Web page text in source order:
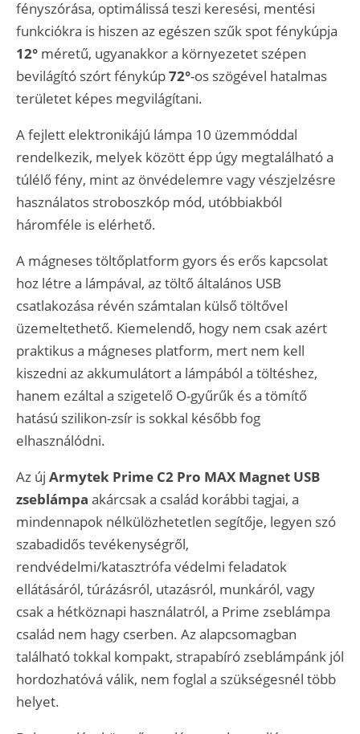
fényszórása, optimálissá teszi keresési, mentési
funkciókra is hiszen az egészen szűk spot fénykúpja
12° méretű, ugyanakkor a környezetet szépen
bevilágító szórt fénykúp72°-os szögével hatalmas
területet képes megvilágítani.
A fejlett elektronikájú lámpa 10 üzemmóddal
rendelkezik, melyek között épp úgy megtalálható a
túlélő fény, mint az önvédelemre vagy vészjelzésre
használatos stroboszkóp mód, utóbbiakból
háromféle is elérhető.
A mágneses töltőplatform gyors és erős kapcsolat
hoz létre a lámpával, az töltő általános USB
csatlakozása révén számtalan külső töltővel
üzemeltethető. Kiemelendő, hogy nem csak azért
praktikus a mágneses platform, mert nem kell
kiszedni az akkumulátort a lámpából a töltéshez,
hanem ezáltal a szigetelő O-gyűrűk és a tömítő
hatású szilikon-zsír is sokkal később fog
elhasználódni.
Az új Armytek Prime C2 Pro MAX Magnet USB
zseblámpa akárcsak a család korábbi tagjai, a
mindennapok nélkülözhetetlen segítője, legyen szó
szabadidős tevékenységről,
rendvédelmi/katasztrófa védelmi feladatok
ellátásáról, túrázásról, utazásról, munkáról, vagy
csak a hétköznapi használatról, a Prime zseblámpa
család nem hagy cserben. Az alapcsomagban
található tokkal kompakt, strapabíró zseblámpánk jól
hordozhatóvá válik, nem foglal a szükségesnél több
helyet.